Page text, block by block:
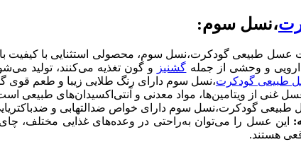
،نسل سوم:
عسل طبیعی گودکرت،نسل سوم، محصولی استثنایی با کیفیت
دارویی و وحشی از جمله گشنیز و گون تغذیه می‌کنند، تولید می‌شود. ویژگی‌های
طبیعی گودکرت،نسل سوم دارای رنگ طلایی زیبا و طعم
غنی از ویتامین‌ها، مواد معدنی و آنتی‌اکسیدان‌های طبیعی
طبیعی گودکرت،نسل سوم دارای خواص ضدالتهابی و
این عسل را می‌توان به‌راحتی در وعده‌های غذایی مختلف،
هستند.